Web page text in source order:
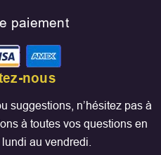
paiement
nous
suggestions, n’hésitez pas à
à toutes vos questions en
au vendredi.